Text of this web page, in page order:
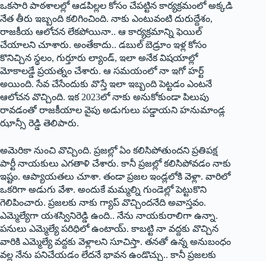
ఒకసారి పాఠశాలల్లో ఆడపిల్లల కోసం చేపట్టిన కార్యక్రమంలో అక్కడి
నేత తీరు ఇబ్బంది కలిగించింది. నాకు ఎంటువంటి దురుద్దేశం,
రాజకీయ ఆలోచన లేకపోయినా.. ఆ కార్యక్రమాన్ని ఫెయిల్
చేయాల‌ని చూశారు. అంతేకాదు.. డబుల్ బెడ్రూం ఇళ్ల కోసం
కొనిచ్చిన స్థలం, గుర్తూరు ల్యాండ్, ఇలా అనేక విషయాల్లో
మోకాలడ్డే ప్రయత్నం చేశారు. ఆ సమయంలో నా ఇగో హర్ట్
అయింది. సేవ చేసేందుకు వొస్తే ఇలా ఇబ్బంది పెట్టడం ఎంటనే
ఆలోచన వొచ్చింది. ఇక 2023లో నాకు అనుకోకుండా పిలుపు
రావడంతో రాజకీయాల‌ వైపు అడుగులు పడ్డాయని హనుమాండ్ల
ఝాన్సీ రెడ్డి తెలిపారు.
అమెరికా నుంచి వొచ్చింది. ప్రజల్లో ఏం కలిసిపోతుందని ప్రతిపక్ష
పార్టీ నాయకులు ఎగతాళి చేశారు. కానీ ప్రజల్లో కలిసిపోవడం నాకు
ఇష్టం. ఆప్యాయతలు చూశా. తండా ప్రజల ఇండ్లలోకి వెళ్లా. వారిలో
ఒకరిగా అడుగు వేశా. అందుకే మమ్మల్ని గుండెల్లో పెట్టుకొని
గెలిపించారు. ప్రజలకు నాకు గ్యాప్ వొచ్చిందనేది అవాస్తవం.
ఎమ్మెల్యేగా యశస్వినిరెడ్డి ఉంది.. నేను నాయకురాలిగా ఉన్నా.
పనులు ఎమ్మెల్యే పరిధిలో ఉంటాయ్. కాబట్టి నా వద్దకు వొచ్చిన
వారికి ఎమ్మెల్యే వద్దకు వెళ్లాలని సూచిస్తా. తనతో ఉన్న అనుబంధం
వల్ల నేను పనిచేయడం లేదనే భావన ఉండొచ్చు.. కానీ ప్రజలకు